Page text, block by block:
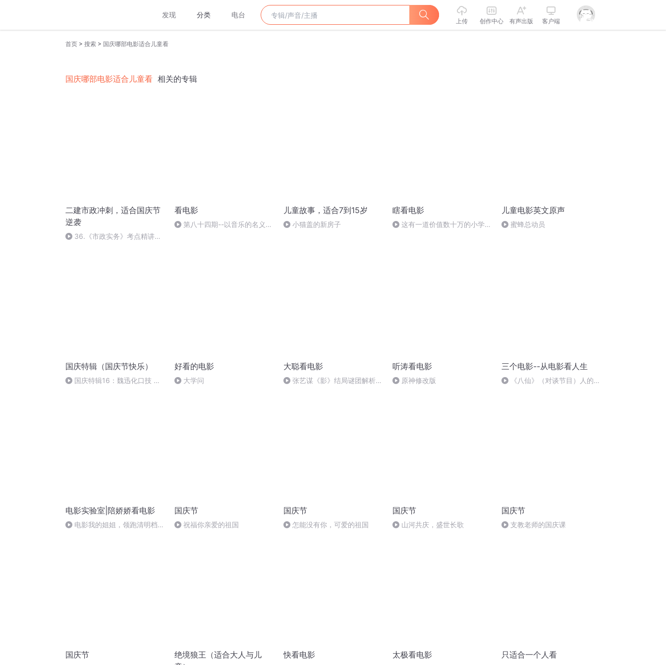
发现 分类 电台
上传 创作中心 有声出版 客户端
首页 > 搜索 > 国庆哪部电影适合儿童看
国庆哪部电影适合儿童看 相关的专辑
二建市政冲刺，适合国庆节
逆袭
36.《市政实务》考点精讲第
看电影
第八十四期--以音乐的名义诠
儿童故事，适合7到15岁
小猫盖的新房子
瞎看电影
这有一道价值数十万的小学数
儿童电影英文原声
蜜蜂总动员
国庆特辑（国庆节快乐）
国庆特辑16：魏迅化口技 二
好看的电影
大学问
大聪看电影
张艺谋《影》结局谜团解析，
听涛看电影
原神修改版
三个电影--从电影看人生
《八仙》（对谈节目）人的身
电影实验室|陪娇娇看电影
电影我的姐姐，领跑清明档，
国庆节
祝福你亲爱的祖国
国庆节
怎能没有你，可爱的祖国
国庆节
山河共庆，盛世长歌
国庆节
支教老师的国庆课
国庆节
绝境狼王（适合大人与儿
快看电影 太极看电影 只适合一个人看